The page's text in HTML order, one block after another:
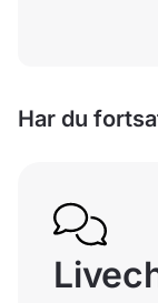
Har du